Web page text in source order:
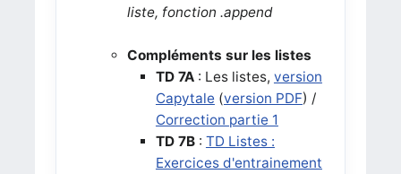
liste, fonction .append
Compléments sur les listes
TD 7A: Les listes, version
Capytale (version PDF) /
Correction partie 1
TD 7B: TD Listes :
Exercices d'entrainement